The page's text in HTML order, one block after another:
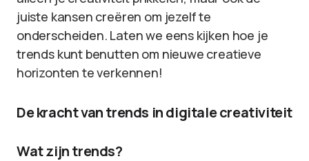
juiste kansen creëren om jezelf te
onderscheiden. Laten we eens kijken hoe je
trends kunt benutten om nieuwe creatieve
horizonten te verkennen!
De kracht van trends in digitale creativiteit
Wat zijn trends?